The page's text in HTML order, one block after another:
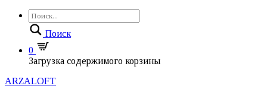
Поиск
0
Загрузка содержимого корзины
ARZALOFT